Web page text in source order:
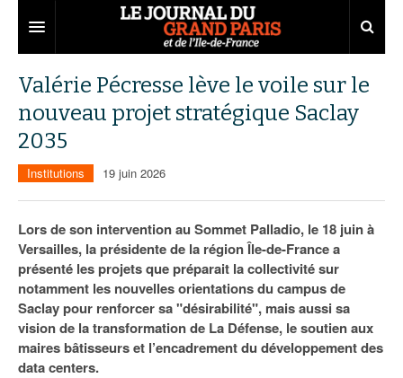
Grand Paris
Territoires
Aménagement
Collectivités
Services urbains
Entreprises
Développement économique
Attractivité
Innovation
Transport
Marchés publics
Départements
77
78
91
92
Nominations
Portraits
Agenda
Les Assises du Grand Paris
Éditions précédentes
Le podcast
Ecouter les épisodes
Lire les résumés
Valérie Pécresse lève le voile sur le
nouveau projet stratégique Saclay
2035
Institutions 19 juin 2026
Lors de son intervention au Sommet Palladio, le 18 juin à
Versailles, la présidente de la région Île-de-France a
présenté les projets que préparait la collectivité sur
notamment les nouvelles orientations du campus de
Saclay pour renforcer sa "désirabilité", mais aussi sa
vision de la transformation de La Défense, le soutien aux
maires bâtisseurs et l’encadrement du développement des
data centers.